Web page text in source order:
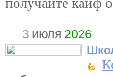
получайте кайф
3 июля 2026